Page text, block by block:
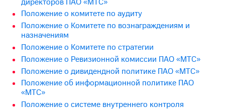
Пресс-
релизы
МТС
о технологиях
Достижения
Интервью
Финансовая
Положение о комитете по аудиту
Положение о Комитетe по вознаграждениям и
назначениям
Положение о Комитете по стратегии
Положение о Ревизионной комиссии ПАО «МТС»
Положение о дивидендной политике ПАО «МТС»
Положение об информационной политике ПАО
«МТС»
Положение о системе внутреннего контроля